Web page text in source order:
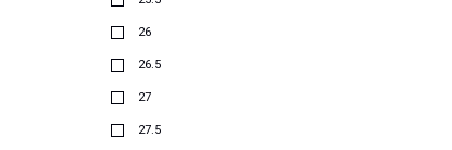
26
26.5
27
27.5